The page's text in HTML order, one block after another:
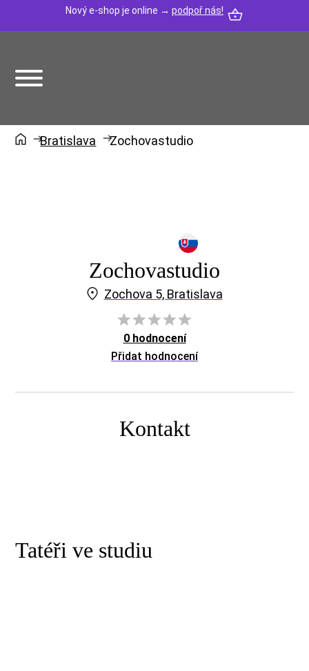
Nový e-shop je online → podpoř nás!
Bratislava Zochovastudio
Zochovastudio
Zochova 5, Bratislava
0 hodnocení
Přidat hodnocení
Kontakt
Tatéři ve studiu